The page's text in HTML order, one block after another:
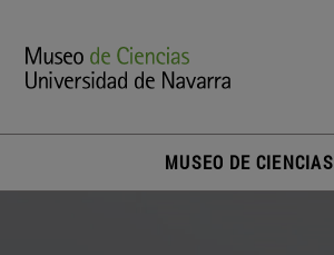
MUSEO DE CIENCIAS